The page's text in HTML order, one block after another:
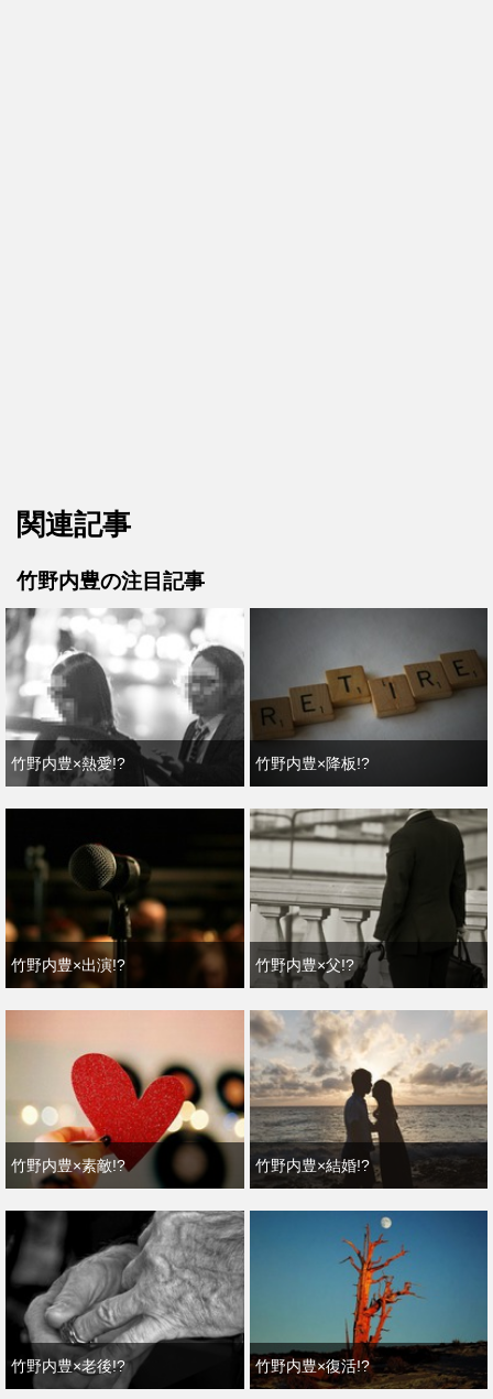
関連記事
竹野内豊の注目記事
竹野内豊×熱愛!? 竹野内豊×降板!?
竹野内豊×出演!? 竹野内豊×父!?
竹野内豊×素敵!? 竹野内豊×結婚!?
竹野内豊×老後!? 竹野内豊×復活!?